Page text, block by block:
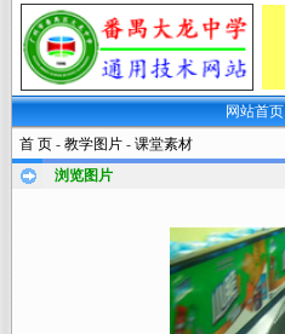
网站首页
首 页 - 教学图片 - 课堂素材
浏览图片